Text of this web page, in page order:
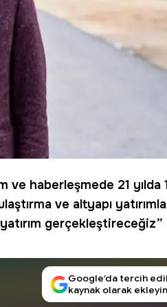
ve haberleşmede 21 yılda
ve altyapı
gerçekleştireceğiz”
Google’da tercih
kaynak olarak ekleyin